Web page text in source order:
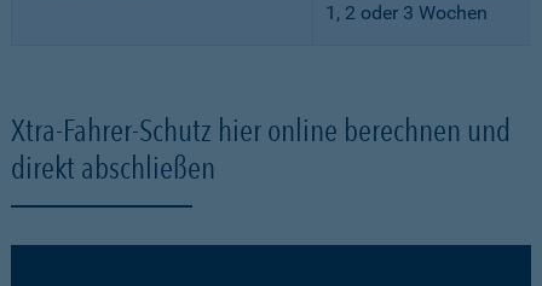
1, 2 oder 3 Wochen
Xtra-Fahrer-Schutz hier online berechnen und
direkt abschließen